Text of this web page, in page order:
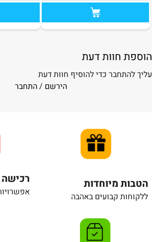
הוספת חוות דעת
עליך להתחבר כדי להוסיף חוות דעת
הירשם /התחבר
הטבות מיוחדות
ללקוחות קבועים באהבה